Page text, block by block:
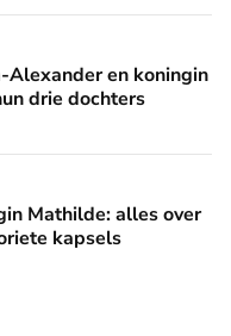
koningin Máxima leren
en koningin
drie dochters
over haar kapper en
Mathilde: alles over
kapsels